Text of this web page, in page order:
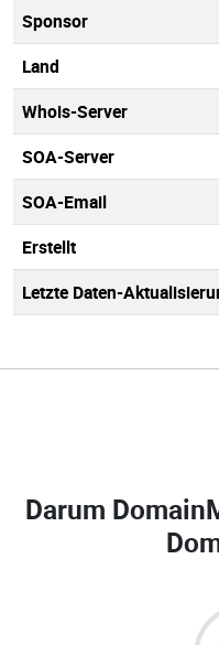
Sponsor
Land
Whois-Server
SOA-Server
SOA-Email
Erstellt
Letzte Daten-
Darum